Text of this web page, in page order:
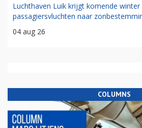
Luchthaven Luik krijgt komende winter
passagiersvluchten naar
04 aug 26
COLUMNS